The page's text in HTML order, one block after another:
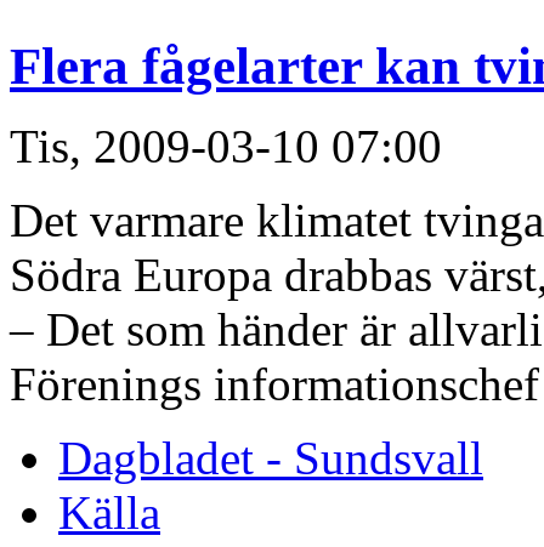
Flera fågelarter kan
Tis, 2009-03-10 07:00
Det varmare klimatet
Södra Europa drabbas
– Det som händer är
Förenings
Dagbladet - Sundsvall
Källa